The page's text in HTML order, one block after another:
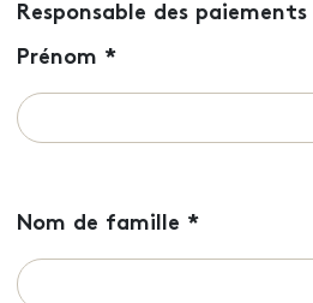
Responsable des paiements
Prénom *
Nom de famille *